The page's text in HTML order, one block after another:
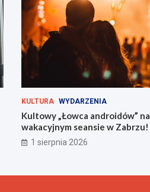
KULTURA WYDARZENIA
Kultowy „Łowca androidów” na
wakacyjnym seansie w Zabrzu!
1 sierpnia 2026